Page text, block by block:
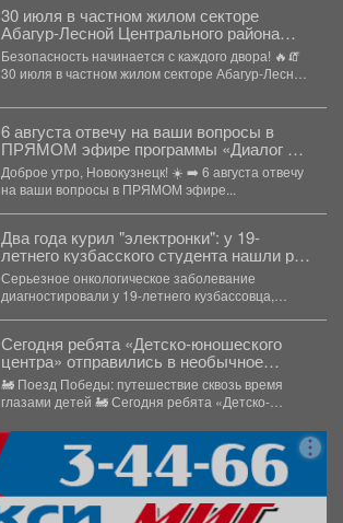
30 июля в частном жилом секторе
Абагур-Лесной Центрального района
состоялся «Единый день профилактики
нарушений пожарной безопасности».
Безопасность начинается с каждого двора! 🔥🧯
30 июля в частном жилом секторе Абагур-Лесной
6 августа отвечу на ваши вопросы в
ПРЯМОМ эфире программы «Диалог с
Главой города» телеканала Ново-ТВ.
Доброе утро, Новокузнецк! ☀️ ➡️‌ 6 августа отвечу
на ваши вопросы в ПРЯМОМ эфире...
Два года курил "электронки": у 19-
летнего кузбасского студента нашли рак
в груди
Серьезное онкологическое заболевание
диагностировали у 19-летнего кузбассовца,
Сегодня ребята «Детско-юношеского
центра» отправились в необычное
путешествие - на борт «Поезда
Победы».
🚂 Поезд Победы: путешествие сквозь время
глазами детей 🚂 Сегодня ребята «Детско-